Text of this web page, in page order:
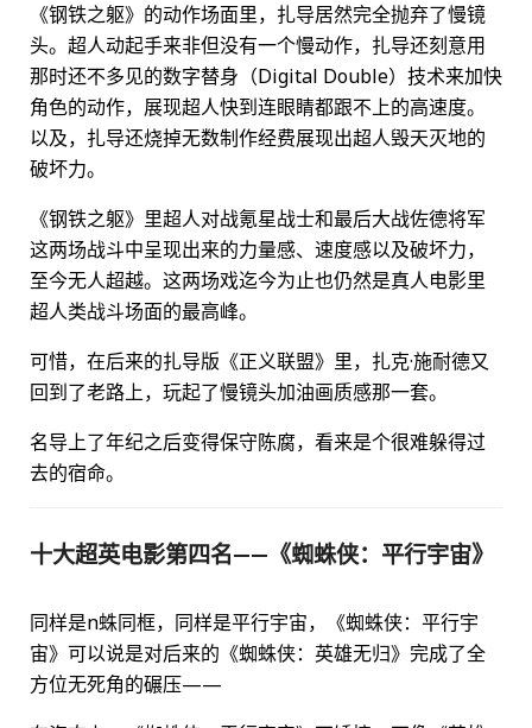
《钢铁之躯》的动作场面里，扎导居然完全抛弃了慢镜
头。超人动起手来非但没有一个慢动作，扎导还刻意用
那时还不多见的数字替身（Digital Double）技术来加快
角色的动作，展现超人快到连眼睛都跟不上的高速度。
以及，扎导还烧掉无数制作经费展现出超人毁天灭地的
破坏力。
《钢铁之躯》里超人对战氪星战士和最后大战佐德将军
这两场战斗中呈现出来的力量感、速度感以及破坏力，
至今无人超越。这两场戏迄今为止也仍然是真人电影里
超人类战斗场面的最高峰。
可惜，在后来的扎导版《正义联盟》里，扎克·施耐德又
回到了老路上，玩起了慢镜头加油画质感那一套。
名导上了年纪之后变得保守陈腐，看来是个很难躲得过
去的宿命。
十大超英电影第四名——《蜘蛛侠：平行宇宙》
同样是n蛛同框，同样是平行宇宙，《蜘蛛侠：平行宇
宙》可以说是对后来的《蜘蛛侠：英雄无归》完成了全
方位无死角的碾压——